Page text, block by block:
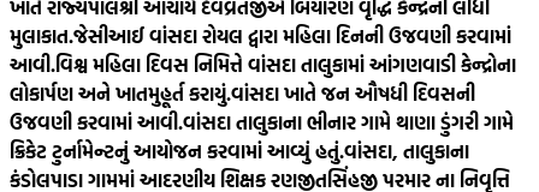
ખાતે રાજ્યપાલશ્રી આચાર્ય દેવવ્રતજીએ બિયારણ વૃદ્ધિ કેન્દ્રની લીધી
મુલાકાત.જેસીઆઈ વાંસદા રોયલ દ્વારા મહિલા દિનની ઉજવણી કરવામાં
આવી.વિશ્વ મહિલા દિવસ નિમિત્તે વાંસદા તાલુકામાં આંગણવાડી કેન્દ્રોના
લોકાર્પણ અને ખાતમુહૂર્ત કરાયું.વાંસદા ખાતે જન ઔષધી દિવસની
ઉજવણી કરવામાં આવી.વાંસદા તાલુકાના ભીનાર ગામે થાણા ડુંગરી ગામે
ક્રિકેટ ટુર્નામેન્ટનું આયોજન કરવામાં આવ્યું હતું.વાંસદા, તાલુકાના
કંડોલપાડા ગામમાં આદરણીય શિક્ષક રણજીતસિંહજી પરમાર ના નિવૃત્તિ